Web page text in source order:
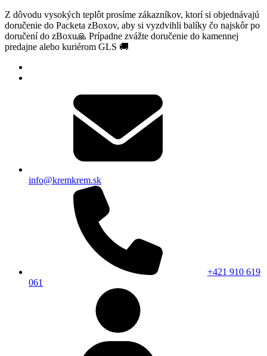
Z dôvodu vysokých teplôt prosíme zákazníkov, ktorí si objednávajú
doručenie do Packeta zBoxov, aby si vyzdvihli balíky čo najskôr po
doručení do zBoxu🙏 Prípadne zvážte doručenie do kamennej
predajne alebo kuriérom GLS 🚚
info@kremkrem.sk
+421 910 619
061